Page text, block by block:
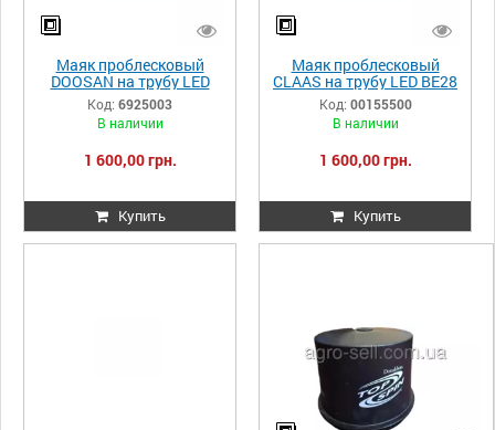
Маяк проблесковый
DOOSAN на трубу LED
BE28 290мм 6925003
Код: 6925003
В наличии
1 600,00 грн.
Купить
Маяк проблесковый
CLAAS на трубу LED BE28
290мм 00155500
Код: 00155500
В наличии
1 600,00 грн.
Купить